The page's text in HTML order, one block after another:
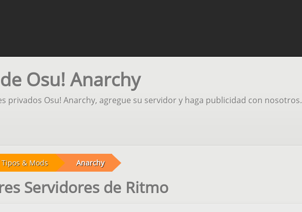
Osu! Anarchy
privados Osu! Anarchy, agregue su servidor y haga publicidad con nosotros.
Tipos & Mods Anarchy
Servidores de Ritmo